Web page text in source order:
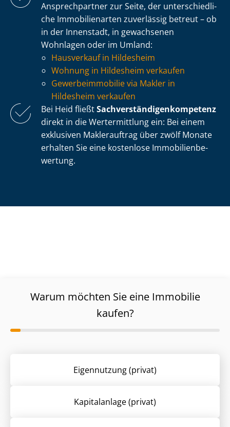
Ansprechpartner zur Seite, der un­ter­schied­li­
che Immobilienarten zuverlässig betreut – ob
in der Innenstadt, in gewachsenen
Wohnlagen oder im Umland:
Hausverkauf in Hildesheim
Wohnung in Hildesheim verkaufen
Ge­wer­be­im­mo­bi­lie via Makler in
Hildesheim verkaufen
Bei Heid fließtSach­ver­stän­di­gen­kom­pe­tenz
direkt in die Wertermittlung ein: Bei einem
exklusiven Maklerauftrag über zwölf Monate
erhalten Sie eine kostenlose Im­mo­bi­li­en­be­
wer­tung.
Warum möchten Sie eine Immobilie
kaufen?
Eigennutzung (privat)
Kapitalanlage (privat)